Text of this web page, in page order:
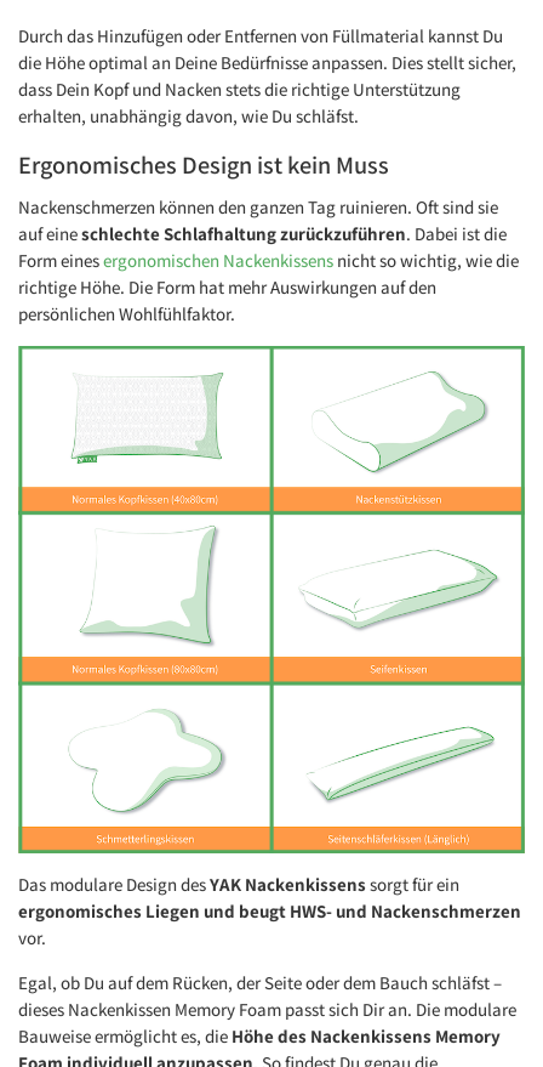
Durch das Hinzufügen oder Entfernen von Füllmaterial kannst Du
die Höhe optimal an Deine Bedürfnisse anpassen. Dies stellt sicher,
dass Dein Kopf und Nacken stets die richtige Unterstützung
erhalten, unabhängig davon, wie Du schläfst.
Ergonomisches Design ist kein Muss
Nackenschmerzen können den ganzen Tag ruinieren. Oft sind sie
auf eineschlechte Schlafhaltung zurückzuführen. Dabei ist die
Form einesergonomischen Nackenkissens nicht so wichtig, wie die
richtige Höhe. Die Form hat mehr Auswirkungen auf den
persönlichen Wohlfühlfaktor.
Das modulare Design desYAK Nackenkissenssorgt für ein
ergonomisches Liegen und beugt HWS- und Nackenschmerzen
vor.
Egal, ob Du auf dem Rücken, der Seite oder dem Bauch schläfst –
dieses Nackenkissen Memory Foam passt sich Dir an. Die modulare
Bauweise ermöglicht es, die Höhe des Nackenkissens Memory
Foam individuell anzupassen. So findest Du genau die